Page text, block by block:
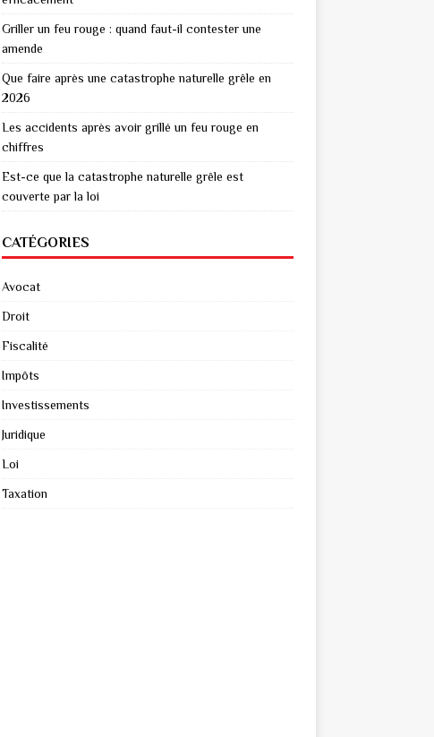
Griller un feu rouge : quand faut-il contester une
amende
Que faire après une catastrophe naturelle grêle en
2026
Les accidents après avoir grillé un feu rouge en
chiffres
Est-ce que la catastrophe naturelle grêle est
couverte par la loi
CATÉGORIES
Avocat
Droit
Fiscalité
Impôts
Investissements
Juridique
Loi
Taxation